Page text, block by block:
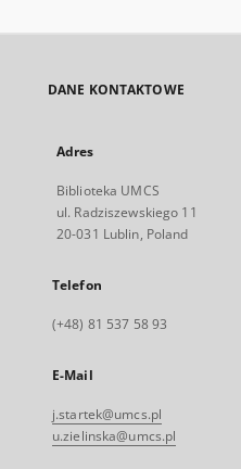
DANE KONTAKTOWE
Adres
Biblioteka UMCS
ul. Radziszewskiego 11
20-031 Lublin, Poland
Telefon
(+48) 81 537 58 93
E-Mail
j.startek@umcs.pl
u.zielinska@umcs.pl